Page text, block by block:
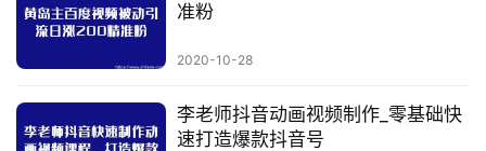
页
准粉
2020-10-28
李老师抖音动画视频制作_零基础快
速打造爆款抖音号